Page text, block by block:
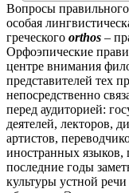
Вопросы
особая
греческого orthos –
Орфоэпические
центре внимания
представителей тех
непосредственно
перед аудиторией:
деятелей, лекторов,
артистов,
иностранных языков,
последние годы
культуры устной